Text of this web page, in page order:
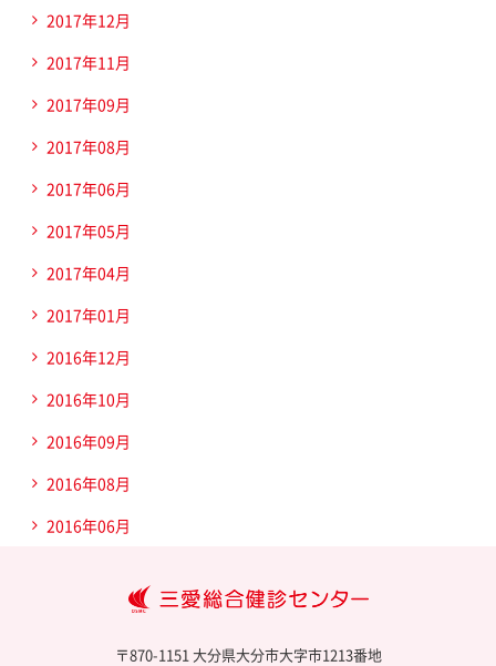
2017年12月
2017年11月
2017年09月
2017年08月
2017年06月
2017年05月
2017年04月
2017年01月
2016年12月
2016年10月
2016年09月
2016年08月
2016年06月
〒870-1151 大分県大分市大字市1213番地